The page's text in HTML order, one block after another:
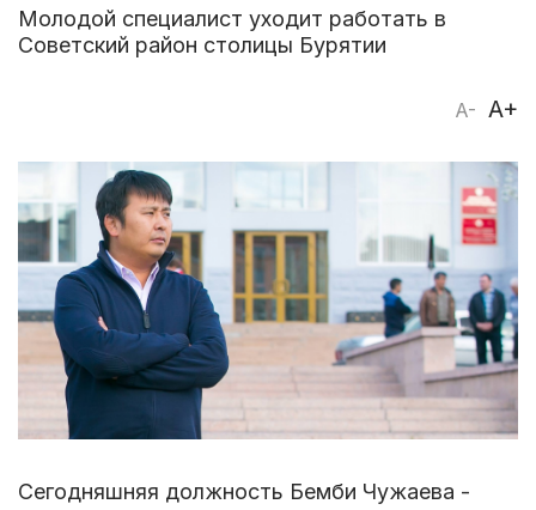
Молодой специалист уходит работать в
Советский район столицы Бурятии
A- A+
Сегодняшняя должность Бемби Чужаева -